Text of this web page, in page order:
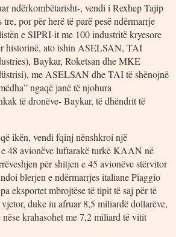
ndërkombëtarisht-, vendi i Rexhep Tajip
por për herë të parë pesë ndërmarrje
e SIPRI-it me 100 industritë kryesore
historinë, ato ishin ASELSAN, TAI
Baykar, Roketsan dhe MKE
me ASELSAN dhe TAI të shënojnë
ngaqë janë të njohura
të dronëve- Baykar, të dhëndrit të
ikën, vendi fqinj nënshkroi një
e 48 avionëve luftarakë turkë KAAN në
për shitjen e 45 avionëve stërvitor
blerjen e ndërmarrjes italiane Piaggio
eksportet mbrojtëse të tipit të saj për të
duke iu afruar 8,5 miliardë dollarëve,
krahasohet me 7,2 miliard të vitit